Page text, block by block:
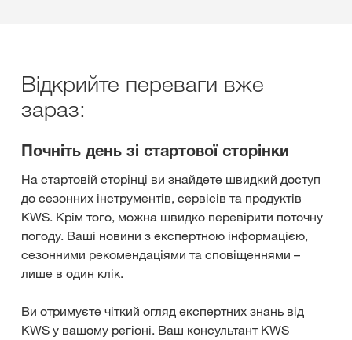
Відкрийте переваги вже
зараз:
Почніть день зі стартової сторінки
На стартовій сторінці ви знайдете швидкий доступ
до сезонних інструментів, сервісів та продуктів
KWS. Крім того, можна швидко перевірити поточну
погоду. Ваші новини з експертною інформацією,
сезонними рекомендаціями та сповіщеннями –
лише в один клік.
Ви отримуєте чіткий огляд експертних знань від
KWS у вашому регіоні. Ваш консультант KWS